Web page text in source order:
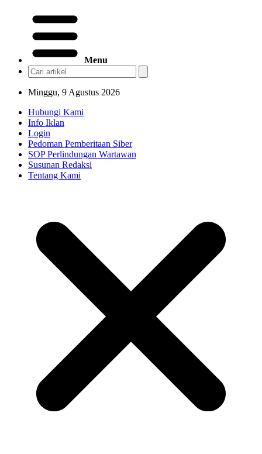
Menu
Minggu, 9 Agustus 2026
Hubungi Kami
Info Iklan
Login
Pedoman Pemberitaan Siber
SOP Perlindungan Wartawan
Susunan Redaksi
Tentang Kami